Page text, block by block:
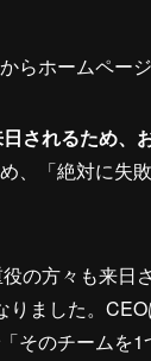
らホームペー
されるため、
、「絶対に失
の方々も来
りました。
そのチームを